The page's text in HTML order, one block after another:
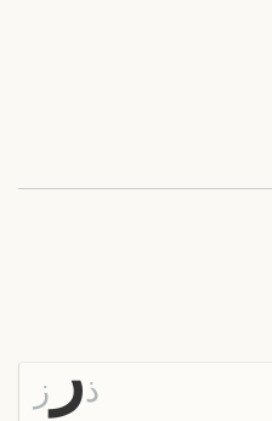
ذر ز